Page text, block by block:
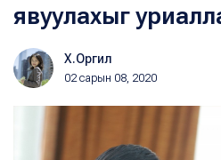
явуулахыг
Х.Оргил
02 сарын 08, 2020